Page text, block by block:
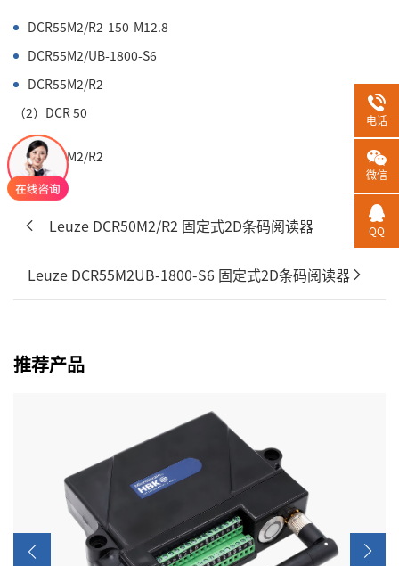
DCR55M2/R2-150-M12.8
DCR55M2/UB-1800-S6
DCR55M2/R2
（2）DCR 50
DCR50M2/R2
Leuze DCR50M2/R2 固定式2D条码阅读器
Leuze DCR55M2UB-1800-S6 固定式2D条码阅读器
推荐产品
电话
微信
QQ